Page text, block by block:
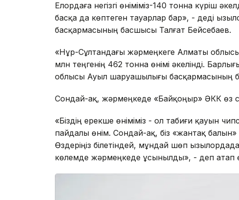
Елордаға негізгі өніміміз-140 тонна күріш
басқа да көптеген тауарлар бар», - деді
басқармасының басшысы Талғат Бейсебаев.
«Нұр-Сұлтандағы жәрмеңкеге Алматы
млн теңгенің 462 тонна өнімі әкелінді.
облысы Ауыл шаруашылығы басқармасының
Сондай-ақ, жәрмеңкеде «Байқоңыр» ӘКК өз
«Біздің ерекше өніміміз - ол табиғи қауын
пайдалы өнім. Сондай-ақ, біз «жантақ
Өздеріңіз білетіндей, мұндай шөп
көлемде жәрмеңкеде ұсынылды», - деп атап